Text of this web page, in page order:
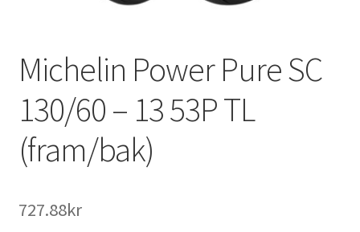
Michelin Power Pure SC
130/60 – 13 53P TL
(fram/bak)
727.88kr